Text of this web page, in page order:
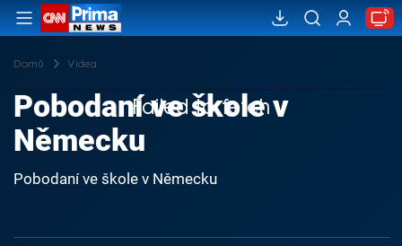
Domů Videa
Failed to fetch
Pobodaní ve škole v
Německu
Pobodaní ve škole v Německu